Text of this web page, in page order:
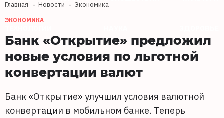
Главная Новости Экономика
ЭКОНОМИКА
Банк «Открытие» предложил
новые условия по льготной
конвертации валют
Банк «Открытие» улучшил условия валютной
конвертации в мобильном банке. Теперь